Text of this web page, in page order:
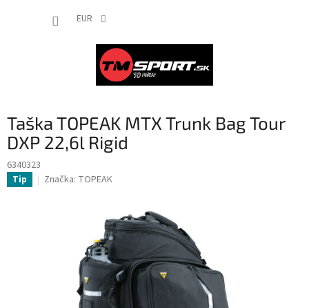
EUR
Taška TOPEAK MTX Trunk Bag Tour
DXP 22,6l Rigid
6340323
Tip Značka: TOPEAK